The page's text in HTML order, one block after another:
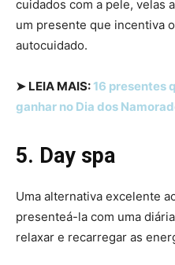
cuidados com a pele, velas
um presente que incentiva
autocuidado.
➤ LEIA MAIS: 16 presentes
ganhar no Dia dos
5. Day spa
Uma alternativa excelente
presenteá-la com uma
relaxar e recarregar as